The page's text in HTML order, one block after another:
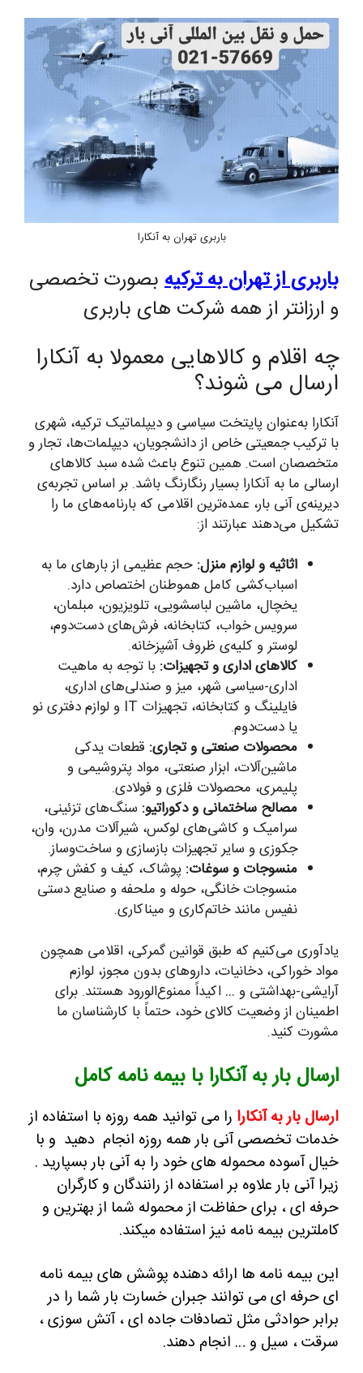
باربری تهران به آنکارا
باربری از تهران به ترکیه بصورت تخصصی
و ارزانتر از همه شرکت های باربری
چه اقلام و کالاهایی معمولا به آنکارا
ارسال می شوند؟
آنکارا به‌عنوان پایتخت سیاسی و دیپلماتیک ترکیه، شهری
با ترکیب جمعیتی خاص از دانشجویان، دیپلمات‌ها، تجار و
متخصصان است. همین تنوع باعث شده سبد کالاهای
ارسالی ما به آنکارا بسیار رنگارنگ باشد. بر اساس تجربه‌ی
دیرینه‌ی آنی بار، عمده‌ترین اقلامی که بارنامه‌های ما را
تشکیل می‌دهند عبارتند از:
اثاثیه و لوازم منزل: حجم عظیمی از بارهای ما به
اسباب‌کشی کامل هموطنان اختصاص دارد.
یخچال، ماشین لباسشویی، تلویزیون، مبلمان،
سرویس خواب، کتابخانه، فرش‌های دست‌دوم،
لوستر و کلیه‌ی ظروف آشپزخانه.
کالاهای اداری و تجهیزات: با توجه به ماهیت
اداری-سیاسی شهر، میز و صندلی‌های اداری،
فایلینگ و کتابخانه، تجهیزات IT و لوازم دفتری نو
یا دست‌دوم.
محصولات صنعتی و تجاری: قطعات یدکی
ماشین‌آلات، ابزار صنعتی، مواد پتروشیمی و
پلیمری، محصولات فلزی و فولادی.
مصالح ساختمانی و دکوراتیو: سنگ‌های تزئینی،
سرامیک و کاشی‌های لوکس، شیرآلات مدرن، وان،
جکوزی و سایر تجهیزات بازسازی و ساخت‌وساز.
منسوجات و سوغات: پوشاک، کیف و کفش چرم،
منسوجات خانگی، حوله و ملحفه و صنایع دستی
نفیس مانند خاتم‌کاری و میناکاری.
یادآوری می‌کنیم که طبق قوانین گمرکی، اقلامی همچون
مواد خوراکی، دخانیات، داروهای بدون مجوز، لوازم
آرایشی-بهداشتی و … اکیداً ممنوع‌الورود هستند. برای
اطمینان از وضعیت کالای خود، حتماً با کارشناسان ما
مشورت کنید.
ارسال بار به آنکارا با بیمه نامه کامل
ارسال بار به آنکارا را می توانید همه روزه با استفاده از
خدمات تخصصی آنی بار همه روزه انجام دهید و با
خیال آسوده محموله های خود را به آنی بار بسپارید .
زیرا آنی بار علاوه بر استفاده از رانندگان و کارگران
حرفه ای ، برای حفاظت از محموله شما از بهترین و
کاملترین بیمه نامه نیز استفاده میکند.
این بیمه نامه ها ارائه دهنده پوشش های بیمه نامه
ای حرفه ای می توانند جبران خسارت بار شما را در
برابر حوادثی مثل تصادفات جاده ای ، آتش سوزی ،
سرقت ، سیل و … انجام دهند.